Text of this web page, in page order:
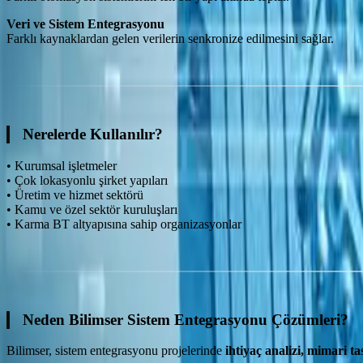
Veri ve Sistem Entegrasyonu
Farklı kaynaklardan gelen verilerin senkronize edilmesini sağlar.
Nerelerde Kullanılır?
• Kurumsal işletmeler
• Çok lokasyonlu şirket yapıları
• Üretim ve hizmet sektörü
• Kamu ve özel sektör kuruluşları
• Karma BT altyapısına sahip organizasyonlar
Neden Bilimser Sistem Entegrasyonu Çözümleri?
Bilimser, sistem entegrasyonu projelerinde ihtiyaç analizi, mimari